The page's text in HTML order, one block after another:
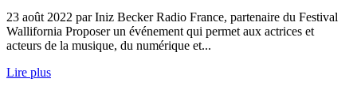
23 août 2022 par Iniz Becker Radio France, partenaire du Festival
Wallifornia Proposer un événement qui permet aux actrices et
acteurs de la musique, du numérique et...
Lire plus